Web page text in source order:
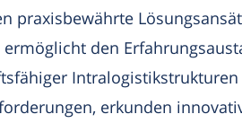
den
erkunden